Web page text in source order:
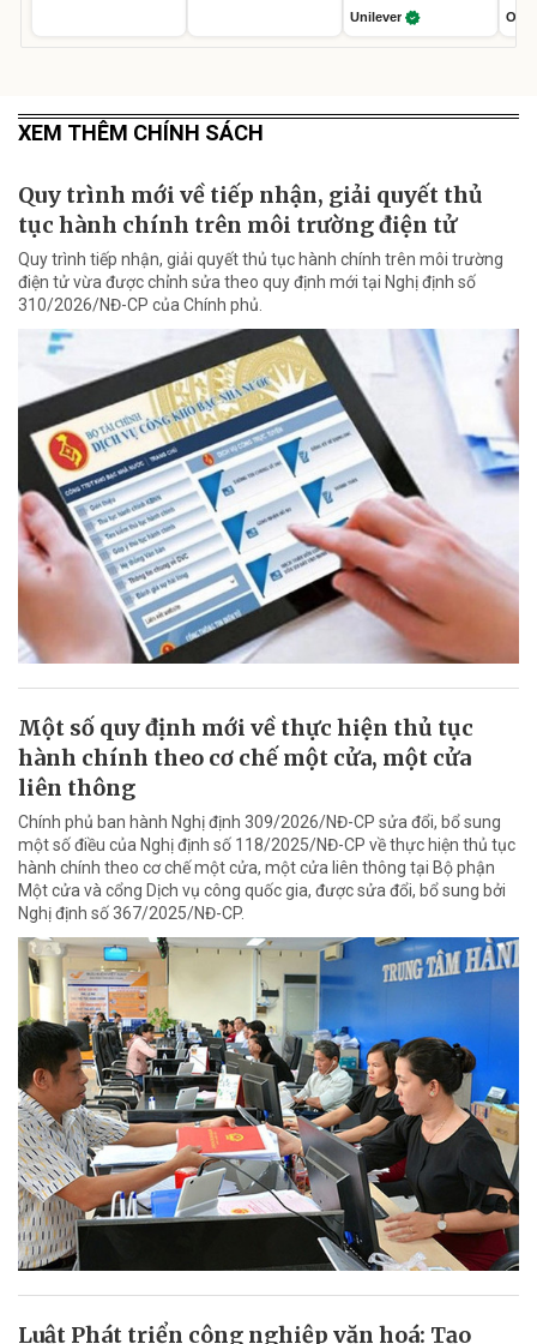
Unilever Olay
XEM THÊM CHÍNH SÁCH
Quy trình mới về tiếp nhận, giải quyết thủ
tục hành chính trên môi trường điện tử
Quy trình tiếp nhận, giải quyết thủ tục hành chính trên môi trường
điện tử vừa được chỉnh sửa theo quy định mới tại Nghị định số
310/2026/NĐ-CP của Chính phủ.
Một số quy định mới về thực hiện thủ tục
hành chính theo cơ chế một cửa, một cửa
liên thông
Chính phủ ban hành Nghị định 309/2026/NĐ-CP sửa đổi, bổ sung
một số điều của Nghị định số 118/2025/NĐ-CP về thực hiện thủ tục
hành chính theo cơ chế một cửa, một cửa liên thông tại Bộ phận
Một cửa và cổng Dịch vụ công quốc gia, được sửa đổi, bổ sung bởi
Nghị định số 367/2025/NĐ-CP.
Luật Phát triển công nghiệp văn hoá: Tạo